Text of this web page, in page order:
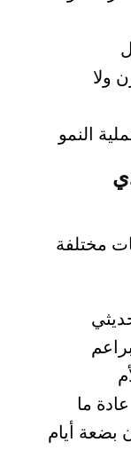
ولا
النمو
مختلفة
ما
أيام